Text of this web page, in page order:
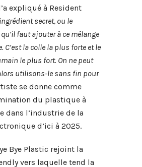
expliqué à Resident
secret, ou le
faut ajouter à ce mélange
C’est la colle la plus forte et le
le plus fort. On ne peut
utilisons-le sans fin pour
se donne comme
du plastique à
dans l’industrie de la
d’ici à 2025.
Bye Plastic rejoint la
vers laquelle tend la